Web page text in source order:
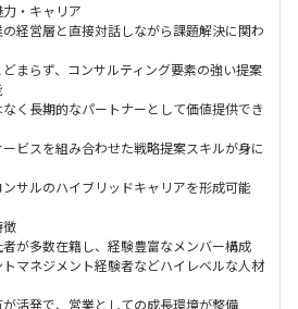
・キャリア
の経営層と直接対話しながら課題解決に関わ
どまらず、コンサルティング要素の強い提案
なく長期的なパートナーとして価値提供でき
ービスを組み合わせた戦略提案スキルが身に
サルのハイブリッドキャリアを形成可能
者が多数在籍し、経験豊富なメンバー構成
トマネジメント経験者などハイレベルな人材
が活発で、営業としての成長環境が整備